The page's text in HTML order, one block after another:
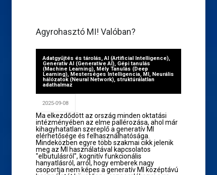
Agyrohasztó MI! Valóban?
Adatgyűjtés és tárolás,AI (Artificial Intelligence),
Generatív AI (Generative AI), Gépi tanulás
(Machine Learning), Mély Tanulás (Deep
Learning), Mesterséges Intelligencia, MI, Neurális
hálózatok (Neural Network), struktúrálatlan
adathalmaz
2025-09-08
Ma elkezdődött az ország minden oktatási
intézményében az elme pallérozása, ahol már
kihagyhatatlan szereplő a generatív MI
elérhetősége és felhasználhatósága.
Mindeközben egyre több szakmai cikk jelenik
meg az MI használatával kapcsolatos
"elbutulásról", kognitív funkcionális
hanyatlásról, arról, hogy emberek nagy
csoportja nem képes a generatív MI középtávú